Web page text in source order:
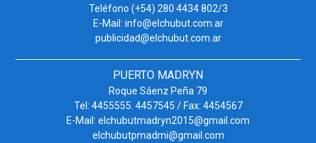
Teléfono (+54) 280 4434 802/3
E-Mail: info@elchubut.com.ar
publicidad@elchubut.com.ar
PUERTO MADRYN
Roque Sáenz Peña 79
Tel: 4455555. 4457545 / Fax: 4454567
E-Mail: elchubutmadryn2015@gmail.com
elchubutpmadmi@gmail.com